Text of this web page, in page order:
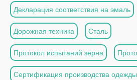
Декларация соответствия на эмаль
Дорожная техника Сталь
Протокол испытаний зерна
Сертификация производства одежды